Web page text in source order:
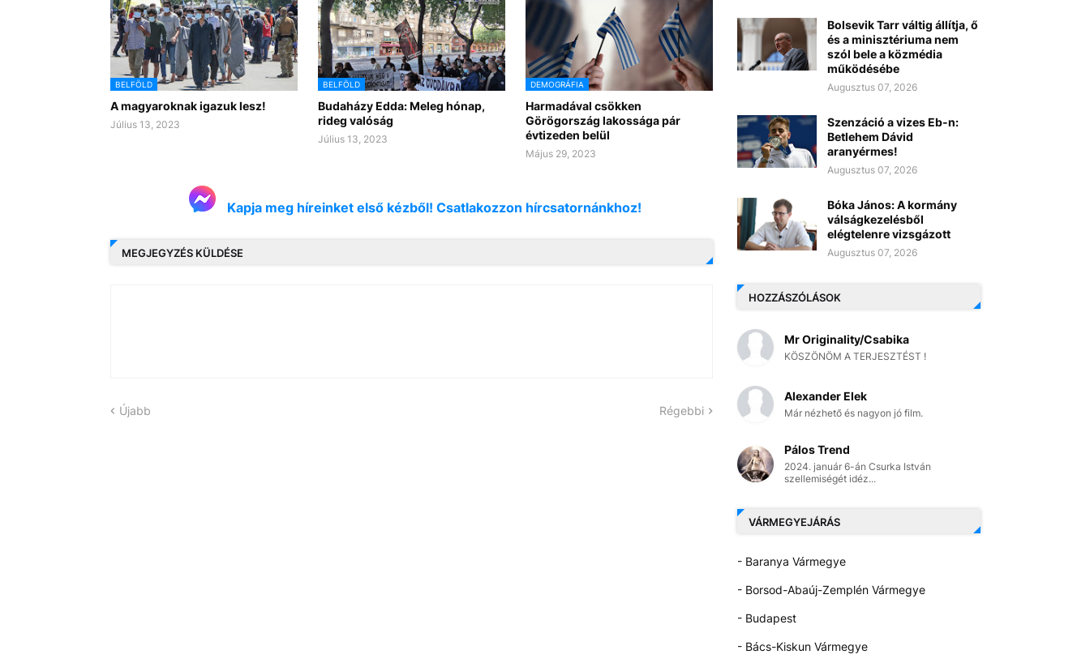
BELFÖLD
A magyaroknak igazuk lesz!
Július 13, 2023
BELFÖLD
Budaházy Edda: Meleg hónap,
rideg valóság
Július 13, 2023
DEMOGRÁFIA
Harmadával csökken
Görögország lakossága pár
évtizeden belül
Május 29, 2023
Kapja meg híreinket első kézből! Csatlakozzon hírcsatornánkhoz!
MEGJEGYZÉS KÜLDÉSE
Újabb Régebbi
Bolsevik Tarr váltig állítja, ő
és a minisztériuma nem
szól bele a közmédia
működésébe
Augusztus 07, 2026
Szenzáció a vizes Eb-n:
Betlehem Dávid
aranyérmes!
Augusztus 07, 2026
Bóka János: A kormány
válságkezelésből
elégtelenre vizsgázott
Augusztus 07, 2026
HOZZÁSZÓLÁSOK
Mr Originality/Csabika
KÖSZÖNÖM A TERJESZTÉST !
Alexander Elek
Már nézhető és nagyon jó film.
Pálos Trend
2024. január 6-án Csurka István
szellemiségét idéz...
VÁRMEGYEJÁRÁS
- Baranya Vármegye
- Borsod-Abaúj-Zemplén Vármegye
- Budapest
- Bács-Kiskun Vármegye